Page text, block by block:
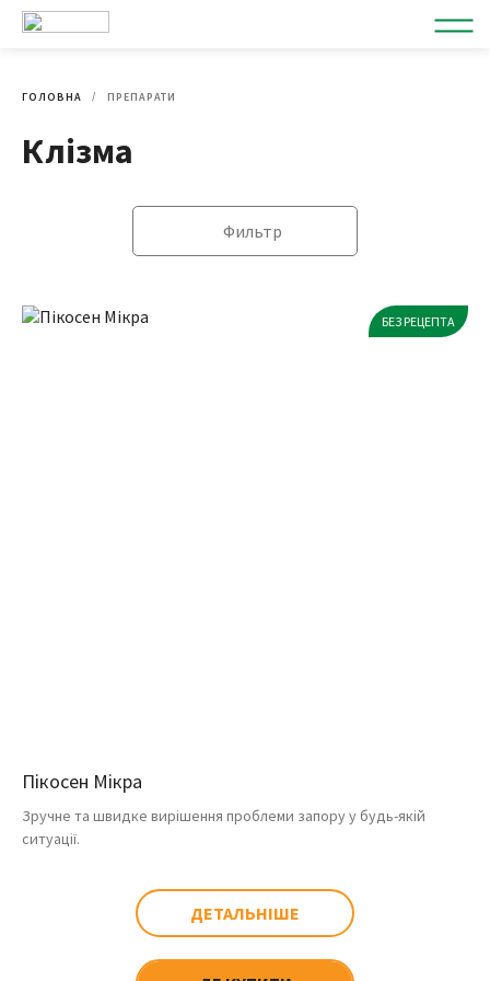
ГОЛОВНА ПРЕПАРАТИ
Клізма
Фильтр
БЕЗ РЕЦЕПТА
Пікосен Мікра
Зручне та швидке вирішення проблеми запору у будь-якій
ситуації.
ДЕТАЛЬНІШЕ